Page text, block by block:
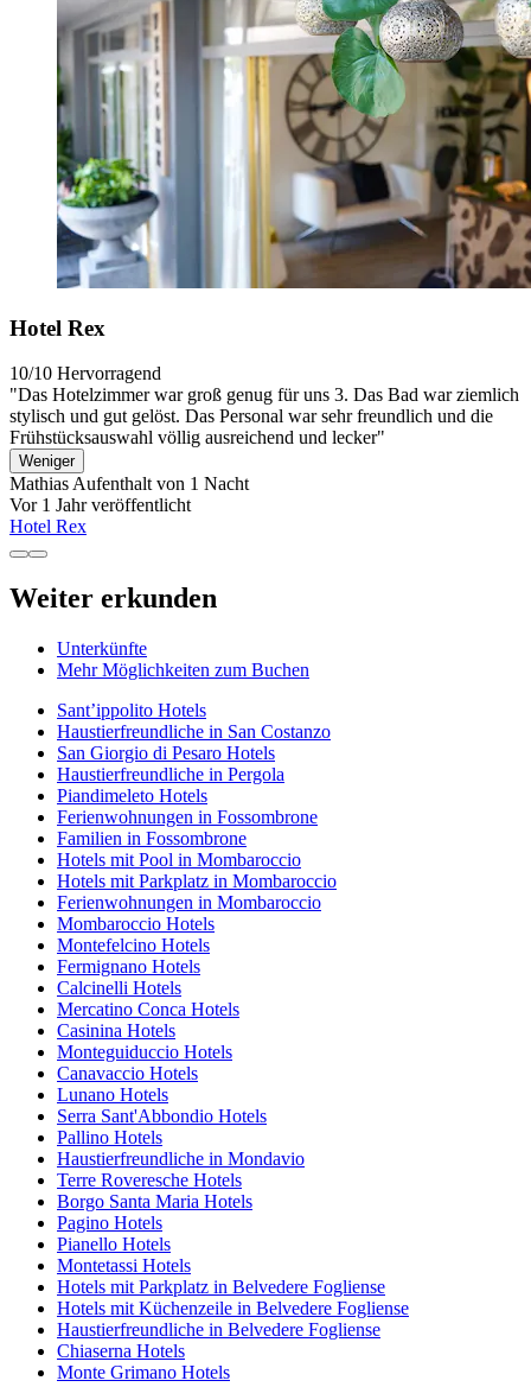
Hotel Rex
10/10 Hervorragend
"Das Hotelzimmer war groß genug für uns 3. Das Bad war ziemlich
stylisch und gut gelöst. Das Personal war sehr freundlich und die
Frühstücksauswahl völlig ausreichend und lecker"
Weniger
MathiasAufenthalt von 1 Nacht
Vor 1 Jahr veröffentlicht
Hotel Rex
Weiter erkunden
Unterkünfte
Mehr Möglichkeiten zum Buchen
Sant’ippolito Hotels
Haustierfreundliche in San Costanzo
San Giorgio di Pesaro Hotels
Haustierfreundliche in Pergola
Piandimeleto Hotels
Ferienwohnungen in Fossombrone
Familien in Fossombrone
Hotels mit Pool in Mombaroccio
Hotels mit Parkplatz in Mombaroccio
Ferienwohnungen in Mombaroccio
Mombaroccio Hotels
Montefelcino Hotels
Fermignano Hotels
Calcinelli Hotels
Mercatino Conca Hotels
Casinina Hotels
Monteguiduccio Hotels
Canavaccio Hotels
Lunano Hotels
Serra Sant'Abbondio Hotels
Pallino Hotels
Haustierfreundliche in Mondavio
Terre Roveresche Hotels
Borgo Santa Maria Hotels
Pagino Hotels
Pianello Hotels
Montetassi Hotels
Hotels mit Parkplatz in Belvedere Fogliense
Hotels mit Küchenzeile in Belvedere Fogliense
Haustierfreundliche in Belvedere Fogliense
Chiaserna Hotels
Monte Grimano Hotels